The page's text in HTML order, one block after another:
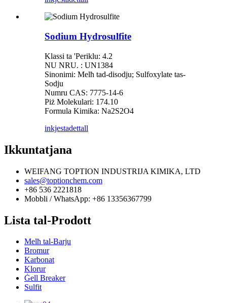
Sodium Hydrosulfite
Klassi ta 'Periklu: 4.2
NU NRU. : UN1384
Sinonimi: Melħ tad-disodju; Sulfoxylate tas-
Sodju
Numru CAS: 7775-14-6
Piż Molekulari: 174.10
Formula Kimika: Na2S2O4
inkjestadettall
Ikkuntatjana
WEIFANG TOPTION INDUSTRIJA KIMIKA, LTD
sales@toptionchem.com
+86 536 2221818
Mobbli / WhatsApp: +86 13356367799
Lista tal-Prodott
Melħ tal-Barju
Bromur
Karbonat
Klorur
Ġell Breaker
Sulfit